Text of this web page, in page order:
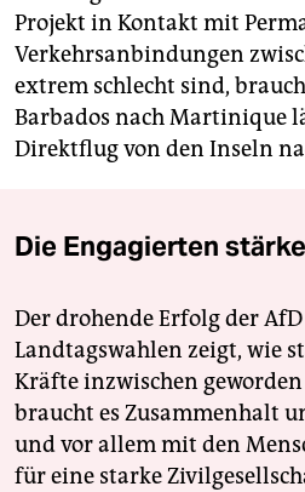
Projekt in Kontakt mit
Verkehrsanbindungen
extrem schlecht sind,
Barbados nach Martinique
Direktflug von den Inseln
Die Engagierten
Der drohende Erfolg der
Landtagswahlen zeigt, wie
Kräfte inzwischen
braucht es Zusammenhalt
und vor allem mit den
für eine starke